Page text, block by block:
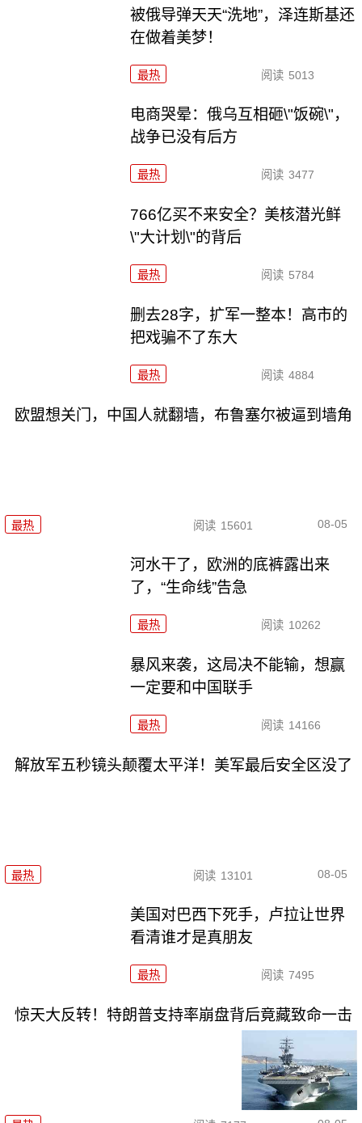
被俄导弹天天“洗地”，泽连斯基还
在做着美梦！
最热 阅读 5013
电商哭晕：俄乌互相砸\"饭碗\"，
战争已没有后方
最热 阅读 3477
766亿买不来安全？美核潜光鲜
\"大计划\"的背后
最热 阅读 5784
删去28字，扩军一整本！高市的
把戏骗不了东大
最热 阅读 4884
欧盟想关门，中国人就翻墙，布鲁塞尔被逼到墙角
最热 阅读 15601 08-05
河水干了，欧洲的底裤露出来
了，“生命线”告急
最热 阅读 10262
暴风来袭，这局决不能输，想赢
一定要和中国联手
最热 阅读 14166
解放军五秒镜头颠覆太平洋！美军最后安全区没了
最热 阅读 13101 08-05
美国对巴西下死手，卢拉让世界
看清谁才是真朋友
最热 阅读 7495
惊天大反转！特朗普支持率崩盘背后竟藏致命一击